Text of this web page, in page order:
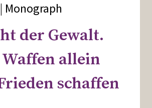
Monograph
der Gewalt.
allein
schaffen